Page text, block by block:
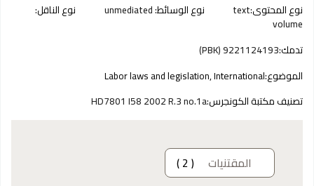
نوع المحتوى:text نوع الوسائط:unmediated نوع الناقل:
volume
تدمك:9221124193 (PBK)
الموضوع:Labor laws and legislation, International
تصنيف مكتبة الكونجرس:HD7801 I58 2002 R.3 no.1a
المقتنيات ( 2 )